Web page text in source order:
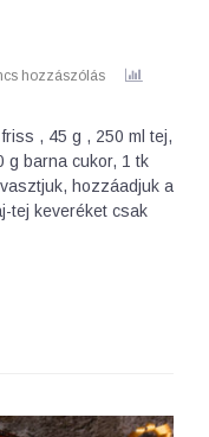
hozzászólás
, 45 g , 250 ml tej,
g barna cukor, 1 tk
hozzáadjuk a
tej keveréket csak